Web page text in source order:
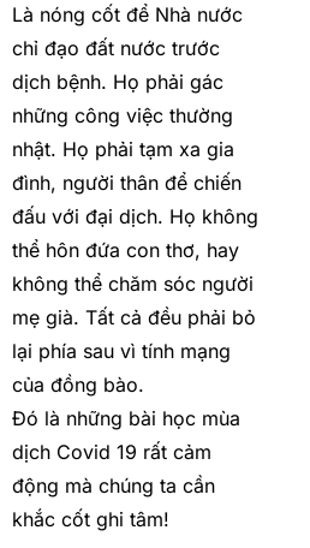
Là nóng cốt để Nhà nước
chỉ đạo đất nước trước
dịch bệnh. Họ phải gác
những công việc thường
nhật. Họ phải tạm xa gia
đình, người thân để chiến
đấu với đại dịch. Họ không
thể hôn đứa con thơ, hay
không thể chăm sóc người
mẹ già. Tất cả đều phải bỏ
lại phía sau vì tính mạng
của đồng bào.
Đó là những bài học mùa
dịch Covid 19 rất cảm
động mà chúng ta cần
khắc cốt ghi tâm!